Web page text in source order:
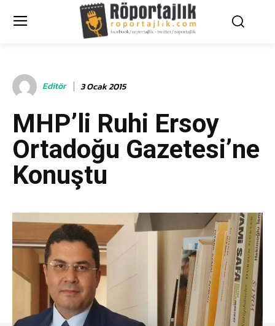
Editör 3 Ocak 2015
MHP’li Ruhi Ersoy
Ortadoğu Gazetesi’ne
Konuştu